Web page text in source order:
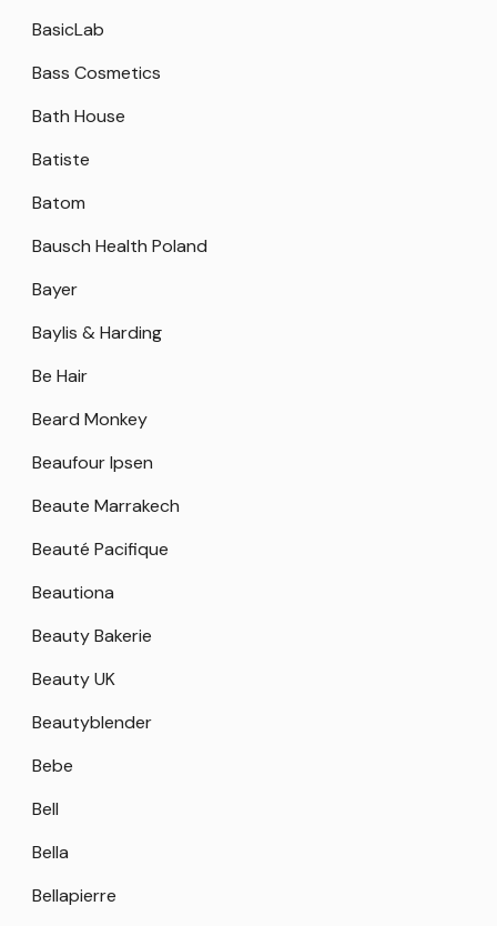
BasicLab
Bass Cosmetics
Bath House
Batiste
Batom
Bausch Health Poland
Bayer
Baylis & Harding
Be Hair
Beard Monkey
Beaufour Ipsen
Beaute Marrakech
Beauté Pacifique
Beautiona
Beauty Bakerie
Beauty UK
Beautyblender
Bebe
Bell
Bella
Bellapierre